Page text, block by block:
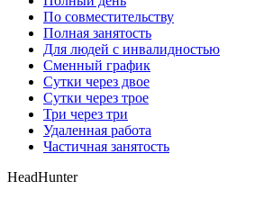
По совместительству
Полная занятость
Для людей с инвалидностью
Сменный график
Сутки через двое
Сутки через трое
Три через три
Удаленная работа
Частичная занятость
HeadHunter